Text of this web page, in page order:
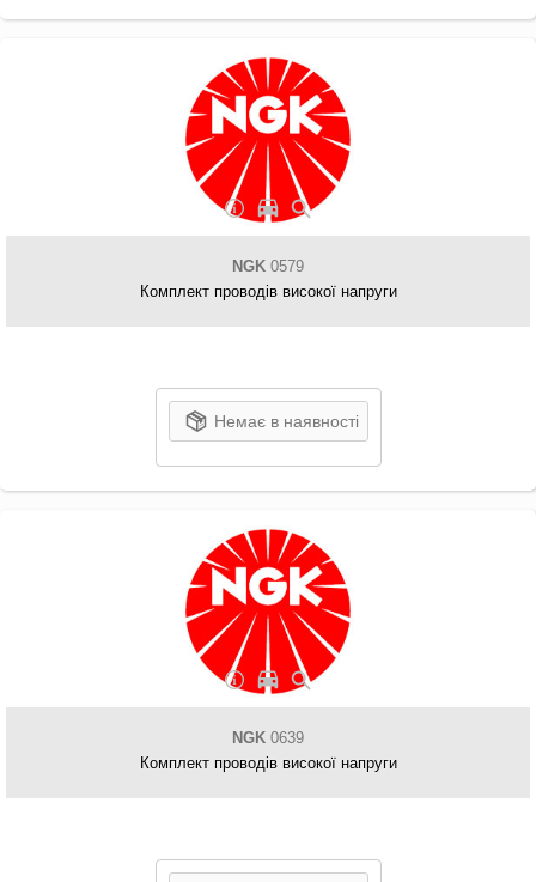
NGK 0579
Комплект проводів високої напруги
Немає в наявності
NGK 0639
Комплект проводів високої напруги